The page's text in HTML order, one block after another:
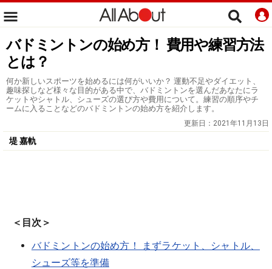
バドミントンの始め方！ 費用や練習方法
とは？
何か新しいスポーツを始めるには何がいいか？ 運動不足やダイエット、
趣味探しなど様々な目的がある中で、バドミントンを選んだあなたにラ
ケットやシャトル、シューズの選び方や費用について。練習の順序やチ
ームに入ることなどのバドミントンの始め方を紹介します。
更新日： 2021年11月13日
堤 嘉軌
＜目次＞
バドミントンの始め方！ まずラケット、シャトル、
シューズ等を準備